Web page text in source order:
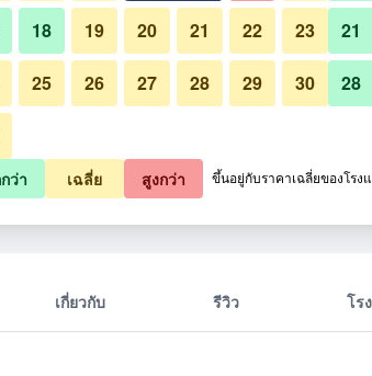
฿2,304 เช็คดีล
เกี่ยวกับ รีวิว โร
18 19 20 21 22 23
25 26 27 28 29 30
21
28
ว่า เฉลี่ย สูงกว่า ขึ้นอยู่กับราคาเฉลี่ยของโรง